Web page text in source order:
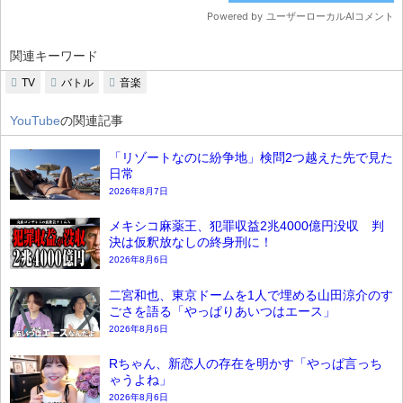
関連キーワード
TV バトル 音楽
YouTubeの関連記事
「リゾートなのに紛争地」検問2つ越えた先で見た
日常
2026年8月7日
メキシコ麻薬王、犯罪収益2兆4000億円没収 判
決は仮釈放なしの終身刑に！
2026年8月6日
二宮和也、東京ドームを1人で埋める山田涼介のす
ごさを語る「やっぱりあいつはエース」
2026年8月6日
Rちゃん、新恋人の存在を明かす「やっぱ言っち
ゃうよね」
2026年8月6日